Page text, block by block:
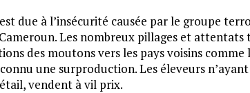
due à l’insécurité causée par le groupe
Les nombreux pillages et
des moutons vers les pays voisins comme
une surproduction. Les éleveurs
vendent à vil prix.